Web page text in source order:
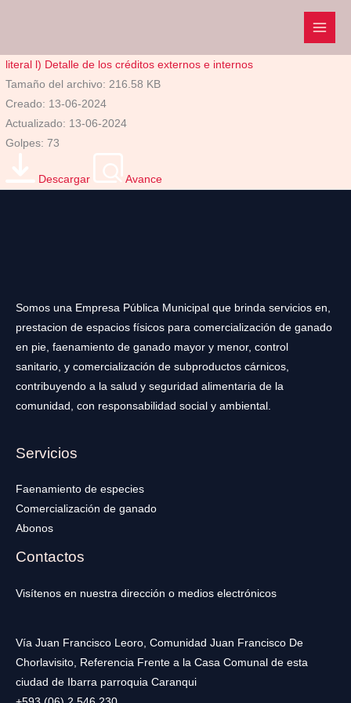
literal l) Detalle de los créditos externos e internos
Tamaño del archivo: 216.58 KB
Creado: 13-06-2024
Actualizado: 13-06-2024
Golpes: 73
Descargar Avance
Somos una Empresa Pública Municipal que brinda servicios en,
prestacion de espacios físicos para comercialización de ganado
en pie, faenamiento de ganado mayor y menor, control
sanitario, y comercialización de subproductos cárnicos,
contribuyendo a la salud y seguridad alimentaria de la
comunidad, con responsabilidad social y ambiental.
Servicios
Faenamiento de especies
Comercialización de ganado
Abonos
Contactos
Visítenos en nuestra dirección o medios electrónicos
Vía Juan Francisco Leoro, Comunidad Juan Francisco De
Chorlavisito, Referencia Frente a la Casa Comunal de esta
ciudad de Ibarra parroquia Caranqui